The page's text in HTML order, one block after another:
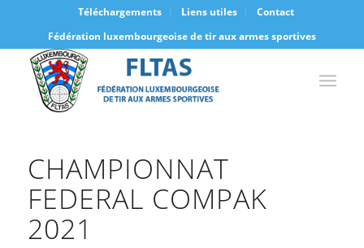
Téléchargements Liens utiles
Contact
Fédération luxembourgeoise de tir aux armes sportives
CHAMPIONNAT
FEDERAL COMPAK
2021